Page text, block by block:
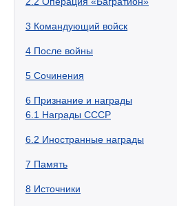
3 Командующий войск
4 После войны
5 Сочинения
6 Признание и награды
6.1 Награды СССР
6.2 Иностранные награды
7 Память
8 Источники